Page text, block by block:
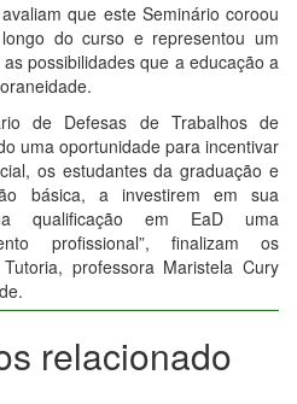
que este Seminário coroou
do curso e representou um
possibilidades que a educação a
de Defesas de Trabalhos de
uma oportunidade para incentivar
os estudantes da graduação e
básica, a investirem em sua
qualificação em EaD uma
profissional”, finalizam os
professora Maristela Cury
relacionado